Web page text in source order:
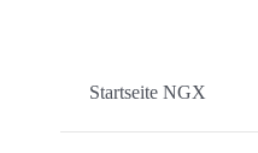
Startseite NGX